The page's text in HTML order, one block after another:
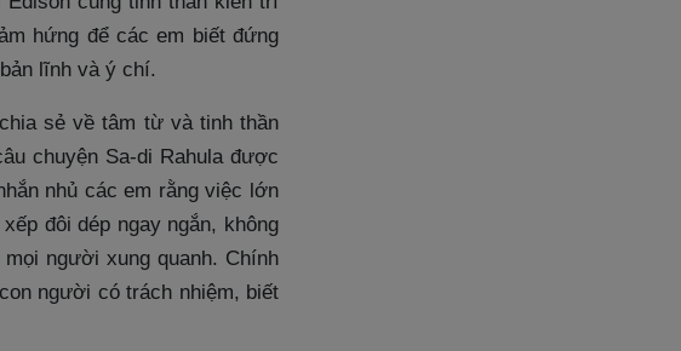
hứng để các em biết đứng
lĩnh và ý chí.
sẻ về tâm từ và tinh thần
chuyện Sa-di Rahula được
nhủ các em rằng việc lớn
đôi dép ngay ngắn, không
người xung quanh. Chính
người có trách nhiệm, biết